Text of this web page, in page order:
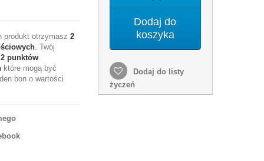
produkt otrzymasz 2
. Twój
2 punktów
które mogą być
bon o wartości
Dodaj do
koszyka
Dodaj do listy
życzeń